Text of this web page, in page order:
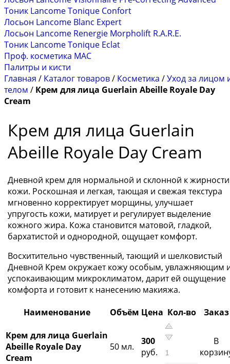
Тоник Lancome Tonique Confort
Лосьон Lancome Blanc Expert
Лосьон Lancome Renergie Morpholift R.A.R.E.
Тоник Lancome Tonique Eclat
Проф. косметика MAC
Палитры и кисти
Главная / Каталог товаров/ Косметика /Уход за лицом
телом / Крем для лица Guerlain Abeille Royale Day
Cream
Крем для лица Guerlain
Abeille Royale Day Cream
Дневной крем для нормальной и склонной к жирности
кожи. Роскошная и легкая, тающая и свежая текстура
мгновенно корректирует морщины, улучшает
упругость кожи, матирует и регулирует выделение
кожного жира. Кожа становится матовой, гладкой,
бархатистой и однородной, ощущает комфорт.
Восхитительно чувственный, тающий и шелковистый
Дневной Крем окружает кожу особым, увлажняющим
успокаивающим микроклиматом, дарит ей ощущение
комфорта и готовит к нанесению макияжа.
Наименование Объём Цена Кол-во Заказ
Крем для лица Guerlain
Abeille Royale Day
Cream
50 мл.
300
руб.
В